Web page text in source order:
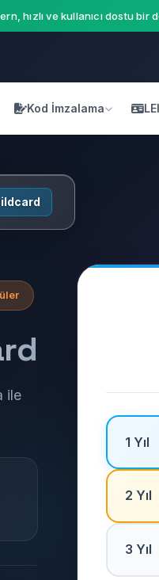
hızlı ve kullanıcı dostu
Kod İmzalama
ile
1 Yıl
2 Yıl
3 Yıl